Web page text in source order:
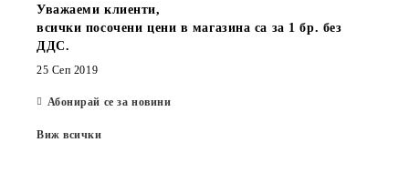
Уважаеми клиенти,
всички посочени цени в магазина са за 1 бр. без
ДДС.
25 Сеп 2019
Абонирай се за новини
Виж всички